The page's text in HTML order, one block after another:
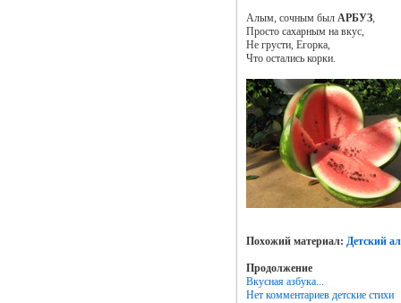
Алым, сочным был АРБУЗ,
Просто сахарным на вкус,
Не грусти, Егорка,
Что остались корки.
Похожий материал: Детский
Продолжение
Вкусная азбука...
Нет комментариев детские стихи